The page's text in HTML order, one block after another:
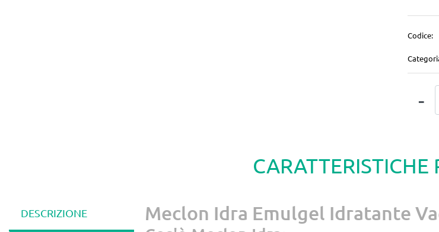
Codice:
CARATTERISTICHE
DESCRIZIONE Meclon Idra Emulgel Idratante